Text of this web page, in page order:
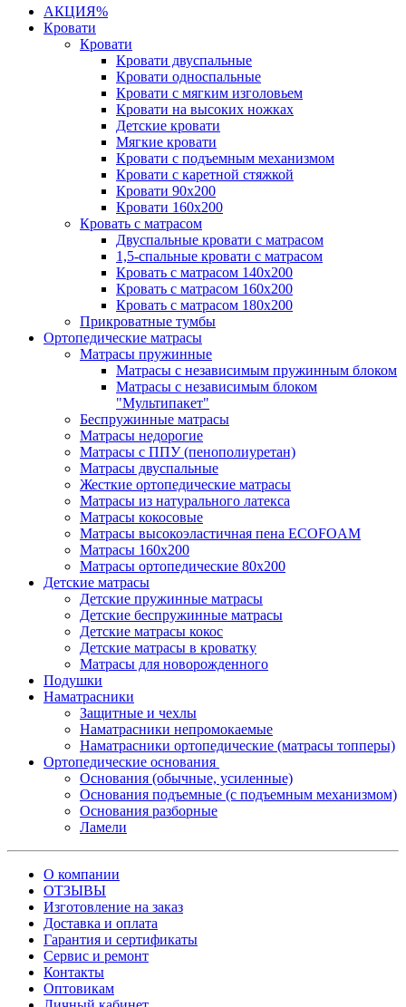
АКЦИЯ%
Кровати
Кровати
Кровати двуспальные
Кровати односпальные
Кровати с мягким изголовьем
Кровати на высоких ножках
Детские кровати
Мягкие кровати
Кровати с подъемным механизмом
Кровати с каретной стяжкой
Кровати 90х200
Кровати 160х200
Кровать с матрасом
Двуспальные кровати с матрасом
1,5-спальные кровати с матрасом
Кровать с матрасом 140х200
Кровать с матрасом 160х200
Кровать с матрасом 180х200
Прикроватные тумбы
Ортопедические матрасы
Матрасы пружинные
Матрасы с независимым пружинным блоком
Матрасы с независимым блоком
"Мультипакет"
Беспружинные матрасы
Матрасы недорогие
Матрасы с ППУ (пенополиуретан)
Матрасы двуспальные
Жесткие ортопедические матрасы
Матрасы из натурального латекса
Матрасы кокосовые
Матрасы высокоэластичная пена ECOFOAM
Матрасы 160х200
Матрасы ортопедические 80х200
Детские матрасы
Детские пружинные матрасы
Детские беспружинные матрасы
Детские матрасы кокос
Детские матрасы в кроватку
Матрасы для новорожденного
Подушки
Наматрасники
Защитные и чехлы
Наматрасники непромокаемые
Наматрасники ортопедические (матрасы топперы)
Ортопедические основания
Основания (обычные, усиленные)
Основания подъемные (с подъемным механизмом)
Основания разборные
Ламели
О компании
ОТЗЫВЫ
Изготовление на заказ
Доставка и оплата
Гарантия и сертификаты
Сервис и ремонт
Контакты
Оптовикам